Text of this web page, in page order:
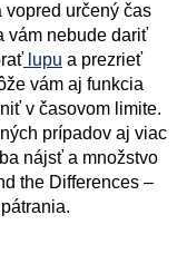
vopred určený čas
vám nebude dariť
lupu a prezrieť
vám aj funkcia
v časovom limite.
prípadov aj viac
nájsť a množstvo
the Differences –